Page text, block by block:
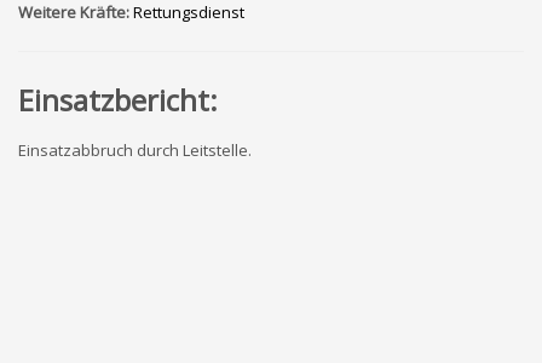
Weitere Kräfte:Rettungsdienst
Einsatzbericht:
Einsatzabbruch durch Leitstelle.